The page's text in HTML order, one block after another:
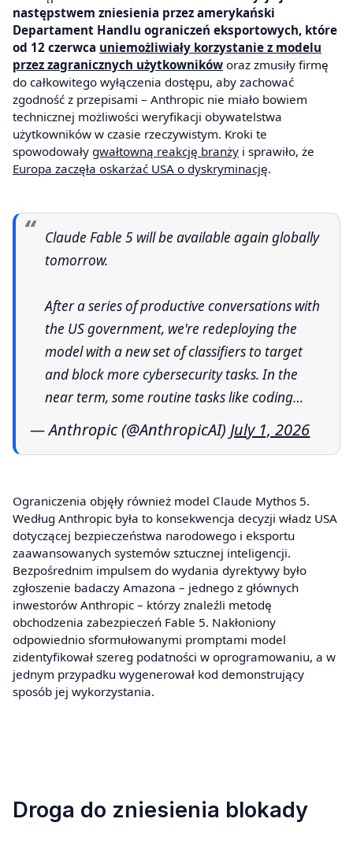
następstwem zniesienia przez amerykański
Departament Handlu ograniczeń eksportowych, które
od 12 czerwca uniemożliwiały korzystanie z modelu
przez zagranicznych użytkowników oraz zmusiły firmę
do całkowitego wyłączenia dostępu, aby zachować
zgodność z przepisami – Anthropic nie miało bowiem
technicznej możliwości weryfikacji obywatelstwa
użytkowników w czasie rzeczywistym. Kroki te
spowodowały gwałtowną reakcję branży i sprawiło, że
Europa zaczęła oskarżać USA o dyskryminację.
Claude Fable 5 will be available again globally
tomorrow.
After a series of productive conversations with
the US government, we're redeploying the
model with a new set of classifiers to target
and block more cybersecurity tasks. In the
near term, some routine tasks like coding…
— Anthropic (@AnthropicAI) July 1, 2026
Ograniczenia objęły również model Claude Mythos 5.
Według Anthropic była to konsekwencja decyzji władz USA
dotyczącej bezpieczeństwa narodowego i eksportu
zaawansowanych systemów sztucznej inteligencji.
Bezpośrednim impulsem do wydania dyrektywy było
zgłoszenie badaczy Amazona – jednego z głównych
inwestorów Anthropic – którzy znaleźli metodę
obchodzenia zabezpieczeń Fable 5. Nakłoniony
odpowiednio sformułowanymi promptami model
zidentyfikował szereg podatności w oprogramowaniu, a w
jednym przypadku wygenerował kod demonstrujący
sposób jej wykorzystania.
Droga do zniesienia blokady